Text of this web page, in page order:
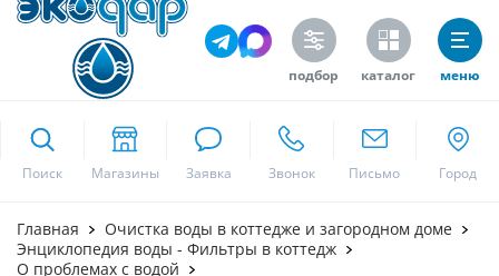
подбор каталог меню
Поиск
Москва
Главная
Очистка воды в коттедже и загородном доме
Энциклопедия воды - Фильтры в коттедж
О проблемах с водой